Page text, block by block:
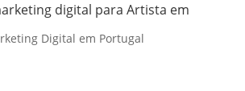
digital para Artista em
Digital em Portugal